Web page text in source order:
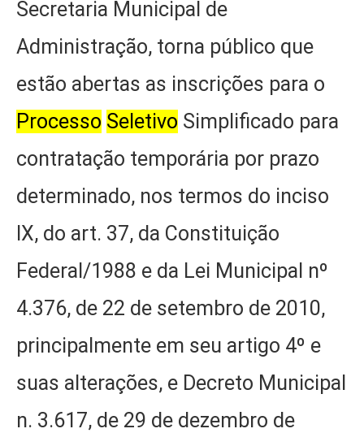
Secretaria Municipal de
Administração, torna público que
estão abertas as inscrições para o
Processo Seletivo Simplificado para
contratação temporária por prazo
determinado, nos termos do inciso
IX, do art. 37, da Constituição
Federal/1988 e da Lei Municipal nº
4.376, de 22 de setembro de 2010,
principalmente em seu artigo 4º e
suas alterações, e Decreto Municipal
n. 3.617, de 29 de dezembro de